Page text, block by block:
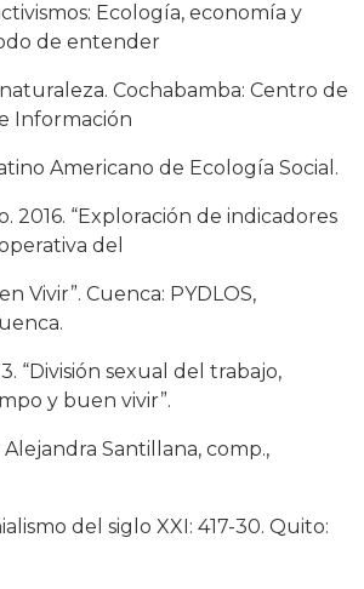
Ecología, economía y
de entender
Cochabamba: Centro de
Información
Americano de Ecología Social.
2016. “Exploración de indicadores
del
Vivir”. Cuenca: PYDLOS,
“División sexual del trabajo,
y buen vivir”.
Alejandra Santillana, comp.,
del siglo XXI: 417-30. Quito: